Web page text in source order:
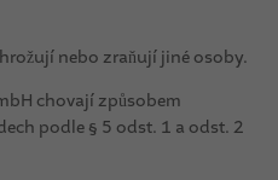
nebo zraňují jiné osoby.
chovají způsobem
podle § 5 odst. 1 a odst. 2